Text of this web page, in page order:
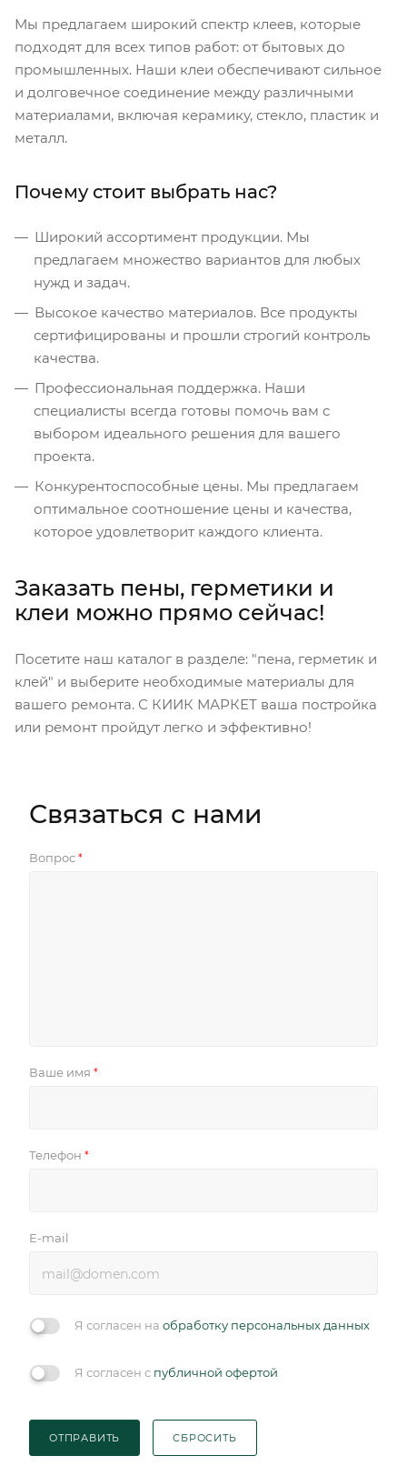
Мы предлагаем широкий спектр клеев, которые
подходят для всех типов работ: от бытовых до
промышленных. Наши клеи обеспечивают сильное
и долговечное соединение между различными
материалами, включая керамику, стекло, пластик и
металл.
Почему стоит выбрать нас?
Широкий ассортимент продукции. Мы
предлагаем множество вариантов для любых
нужд и задач.
Высокое качество материалов. Все продукты
сертифицированы и прошли строгий контроль
качества.
Профессиональная поддержка. Наши
специалисты всегда готовы помочь вам с
выбором идеального решения для вашего
проекта.
Конкурентоспособные цены. Мы предлагаем
оптимальное соотношение цены и качества,
которое удовлетворит каждого клиента.
Заказать пены, герметики и
клеи можно прямо сейчас!
Посетите наш каталог в разделе: "пена, герметик и
клей" и выберите необходимые материалы для
вашего ремонта. С КИИК МАРКЕТ ваша постройка
или ремонт пройдут легко и эффективно!
Связаться с нами
Вопрос *
Ваше имя *
Телефон *
E-mail
Я согласен на обработку персональных данных
Я согласен с публичной офертой
ОТПРАВИТЬ СБРОСИТЬ